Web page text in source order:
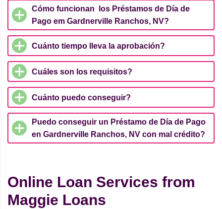
Cómo funcionan los Préstamos de Día de
Pago em Gardnerville Ranchos, NV?
Cuánto tiempo lleva la aprobación?
Cuáles son los requisitos?
Cuánto puedo conseguir?
Puedo conseguir un Préstamo de Día de Pago
en Gardnerville Ranchos, NV con mal crédito?
Online Loan Services from
Maggie Loans